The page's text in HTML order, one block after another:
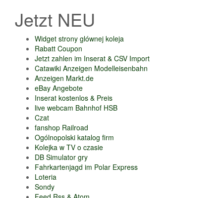
Jetzt NEU
Widget strony glównej koleja
Rabatt Coupon
Jetzt zahlen im Inserat & CSV Import
Catawiki Anzeigen Modelleisenbahn
Anzeigen Markt.de
eBay Angebote
Inserat kostenlos & Preis
live webcam Bahnhof HSB
Czat
fanshop Railroad
Ogólnopolski katalog firm
Kolejka w TV o czasie
DB Simulator gry
Fahrkartenjagd im Polar Express
Loteria
Sondy